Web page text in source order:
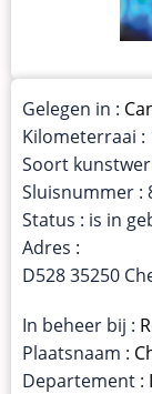
Gelegen in :
Kilometerraai :
Soort
Sluisnummer :
Status : is in
Adres :
D528 35250
In beheer bij :
Plaatsnaam :
Departement :